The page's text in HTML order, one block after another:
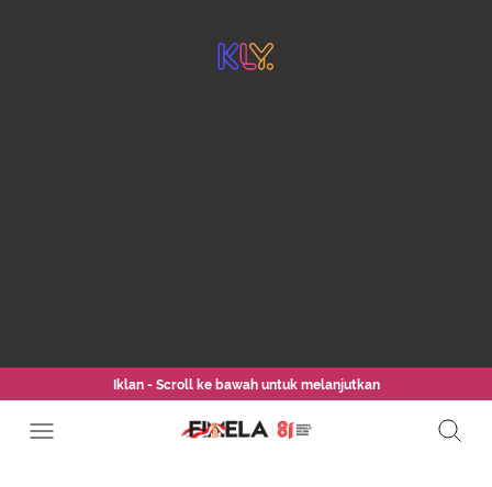
Iklan - Scroll ke bawah untuk melanjutkan